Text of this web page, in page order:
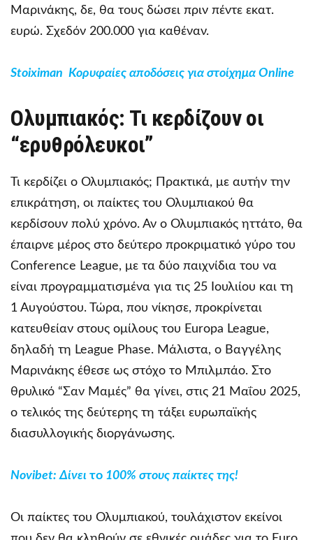
Μαρινάκης, δε, θα τους δώσει πριν πέντε εκατ.
ευρώ. Σχεδόν 200.000 για καθέναν.
Stoiximan Κορυφαίες αποδόσεις για στοίχημα Online
Ολυμπιακός: Τι κερδίζουν οι
“ερυθρόλευκοι”
Τι κερδίζει ο Ολυμπιακός; Πρακτικά, με αυτήν την
επικράτηση, οι παίκτες του Ολυμπιακού θα
κερδίσουν πολύ χρόνο. Αν ο Ολυμπιακός ηττάτο, θα
έπαιρνε μέρος στο δεύτερο προκριματικό γύρο του
Conference League, με τα δύο παιχνίδια του να
είναι προγραμματισμένα για τις 25 Ιουλιίου και τη
1 Αυγούστου. Τώρα, που νίκησε, προκρίνεται
κατευθείαν στους ομίλους του Europa League,
δηλαδή τη League Phase. Μάλιστα, ο Βαγγέλης
Μαρινάκης έθεσε ως στόχο το Μπιλμπάο. Στο
θρυλικό “Σαν Μαμές” θα γίνει, στις 21 Μαΐου 2025,
ο τελικός της δεύτερης τη τάξει ευρωπαϊκής
διασυλλογικής διοργάνωσης.
Novibet: Δίνει το 100% στους παίκτες της!
Οι παίκτες του Ολυμπιακού, τουλάχιστον εκείνοι